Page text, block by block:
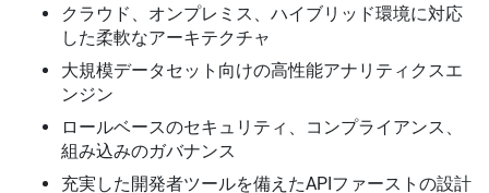
クラウド、オンプレミス、ハイブリッド環境に対応
した柔軟なアーキテクチャ
大規模データセット向けの高性能アナリティクスエ
ンジン
ロールベースのセキュリティ、コンプライアンス、
組み込みのガバナンス
充実した開発者ツールを備えたAPIファーストの設計